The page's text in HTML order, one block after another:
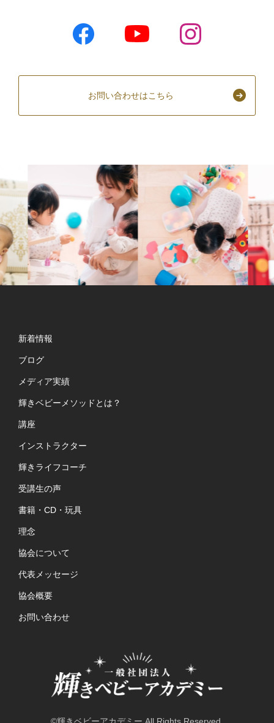
お問い合わせはこちら
新着情報
ブログ
メディア実績
輝きベビーメソッドとは？
講座
インストラクター
輝きライフコーチ
受講生の声
書籍・CD・玩具
理念
協会について
代表メッセージ
協会概要
お問い合わせ